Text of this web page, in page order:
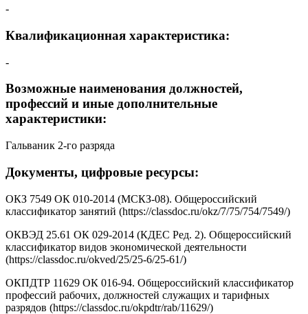
-
Квалификационная характеристика:
-
Возможные наименования должностей,
профессий и иные дополнительные
характеристики:
Гальваник 2-го разряда
Документы, цифровые ресурсы:
ОКЗ 7549 ОК 010-2014 (МСКЗ-08). Общероссийский
классификатор занятий (https://classdoc.ru/okz/7/75/754/7549/)
ОКВЭД 25.61 ОК 029-2014 (КДЕС Ред. 2). Общероссийский
классификатор видов экономической деятельности
(https://classdoc.ru/okved/25/25-6/25-61/)
ОКПДТР 11629 ОК 016-94. Общероссийский классификатор
профессий рабочих, должностей служащих и тарифных
разрядов (https://classdoc.ru/okpdtr/rab/11629/)